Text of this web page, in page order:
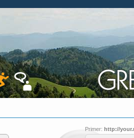
Primer: http://